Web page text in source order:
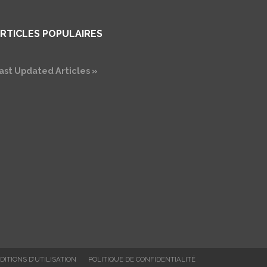
POPULAIRES
Updated Articles »
D’UTILISATION POLITIQUE DE CONFIDENTIALITÉ